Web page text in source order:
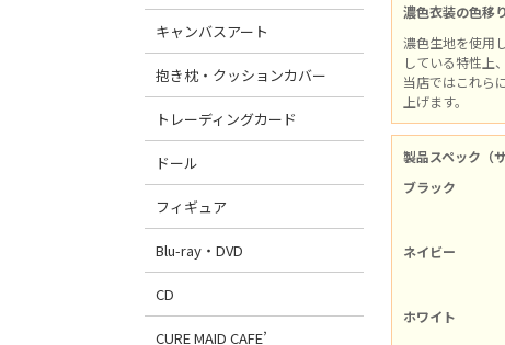
キャンバスアート
抱き枕・クッションカバー
トレーディングカード
ドール
フィギュア
Blu-ray・DVD
CD
CURE MAID CAFE’
濃色衣装の色移
濃色生地を使用
している特性上
当店ではこれら
上げます。
製品スペック（
ブラック
ネイビー
ホワイト